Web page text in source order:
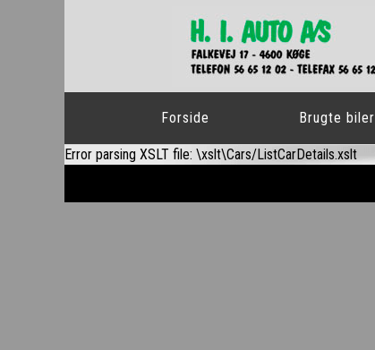
Forside Brugte biler
Error parsing XSLT file: \xslt\Cars/ListCarDetails.xslt